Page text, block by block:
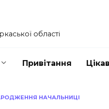
області
Привітання
НАЧАЛЬНИЦІ